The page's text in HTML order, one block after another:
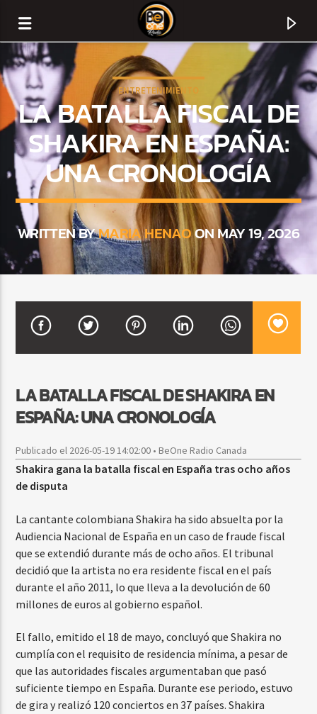
CURRENT TRACK
ARTIST
FIESTA DJ MIX
9:00 PM 12:00 AM
Beone Radio
ENTRETENIMIENTO
LA BATALLA FISCAL DE
SHAKIRA EN ESPAÑA:
UNA CRONOLOGÍA
WRITTEN BYMARIA HENAOON MAY 19, 2026
LA BATALLA FISCAL DE SHAKIRA EN
ESPAÑA: UNA CRONOLOGÍA
Publicado el 2026-05-19 14:02:00 • BeOne Radio Canada
Shakira gana la batalla fiscal en España tras ocho años
de disputa
La cantante colombiana Shakira ha sido absuelta por la
Audiencia Nacional de España en un caso de fraude fiscal
que se extendió durante más de ocho años. El tribunal
decidió que la artista no era residente fiscal en el país
durante el año 2011, lo que lleva a la devolución de 60
millones de euros al gobierno español.
El fallo, emitido el 18 de mayo, concluyó que Shakira no
cumplía con el requisito de residencia mínima, a pesar de
que las autoridades fiscales argumentaban que pasó
suficiente tiempo en España. Durante ese periodo, estuvo
de gira y realizó 120 conciertos en 37 países. Shakira